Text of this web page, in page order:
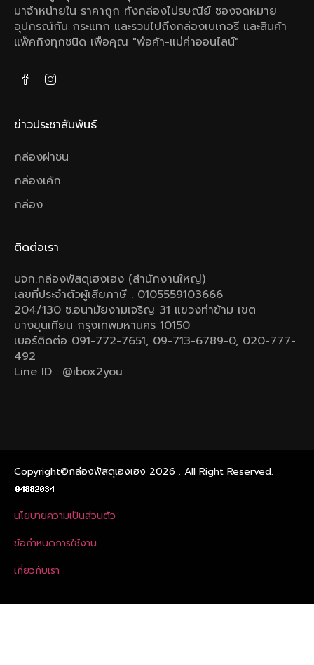
มาจําหน่ายใน ราคาถูก ทังกล่องไปรษณีย์ ซองจดหมาย
อุปกรณ์กัน กระแทก และรวมไปถึงกล่องเบเกอรี และสินค้า
แพ็คกิงทุกชนิด เพือคุณ "พ่อค้า-แม่ค่าออนไลน์"
ข่าวประชาสัมพันธ์
กล่องฝาชน
กล่องเค้ก
กล่อง
ติดต่อเรา
บจก.กล่องพัสดุเฮงเฮง (สำนักงานใหญ่)
เลขที่ประจำตัวผู้เสียภาษี : 0105559103666
204/130 ซ.อนามัยงามเจริญ 31 แขวงท่าข้าม เขต
บางขุนเทียน กรุงเทพมหานคร 10150
เบอร์ติดต่อ 091-772-7651, 09-713-6789-0, 020-777-
492
Line ID : @ibox2you
Copyright©กล่องพัสดุเฮงเฮง 2026 . All Right Reserved.
นโยบายความเป็นส่วนตัว
ข้อกําหนดการใช้งาน
เกี่ยวกับเรา